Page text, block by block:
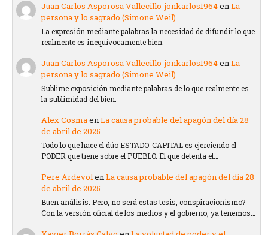
Juan Carlos Asporosa Vallecillo-jonkarlos1964enLa
persona y lo sagrado (Simone Weil)
La expresión mediante palabras la necesidad de difundir lo que
realmente es inequívocamente bien.
Juan Carlos Asporosa Vallecillo-jonkarlos1964enLa
persona y lo sagrado (Simone Weil)
Sublime exposición mediante palabras de lo que realmente es
la sublimidad del bien.
Alex CosmaenLa causa probable del apagón del día 28
de abril de 2025
Todo lo que hace el dúo ESTADO-CAPITAL es ejerciendo el
PODER que tiene sobre el PUEBLO. El que detenta el…
Pere ArdevolenLa causa probable del apagón del día 28
de abril de 2025
Buen análisis. Pero, no será estas tesis, conspiracionismo?
Con la versión oficial de los medios y el gobierno, ya tenemos…